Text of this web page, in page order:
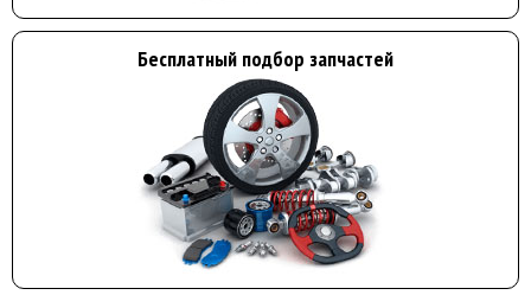
Бесплатный подбор запчастей